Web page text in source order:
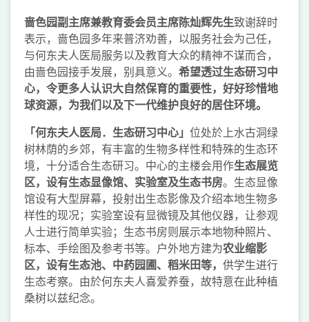
啬色园副主席兼教育委会员主席陈灿辉先生致谢辞时
表示，啬色园多年来普济劝善，以服务社会为己任，
与何东夫人医局服务以及教育大众的精神不谋而合，
由啬色园接手发展，别具意义。 希望透过生态研习中
心，令更多人认识大自然保育的重要性，好好珍惜地
球资源，为我们以及下一代维护良好的居住环境。
「何东夫人医局．生态研习中心」 位处於上水古洞绿
树林荫的乡郊，有丰富的生物多样性和特殊的生态环
境，十分适合生态研习。中心的主楼会用作生态展览
区，设有生态显像馆、实验室及生态书房。生态显像
馆设有大型屏幕，投射出生态影像及介绍本地生物多
样性的现况；实验室设有显微镜及其他仪器，让参观
人士进行简单实验；生态书房则展示本地物种照片、
标本、手绘图及参考书等。户外地方建为农业缩影
区，设有生态池、中药园圃、稻米田等， 供学生进行
生态考察。由於何东夫人喜爱养蚕，故特意在此种植
桑树以兹纪念。